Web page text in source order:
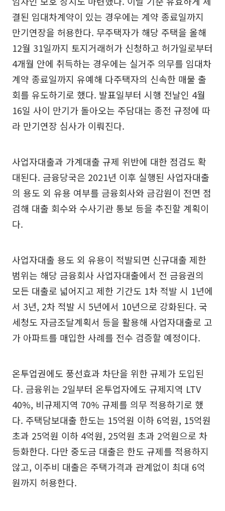
결된 임대차계약이 있는 경우에는 계약 종료일까지
만기연장을 허용한다. 무주택자가 해당 주택을 올해
12월 31일까지 토지거래허가 신청하고 허가일로부터
4개월 안에 취득하는 경우에는 실거주 의무를 임대차
계약 종료일까지 유예해 다주택자의 신속한 매물 출
회를 유도하기로 했다. 발표일부터 시행 전날인 4월
16일 사이 만기가 돌아오는 주담대는 종전 규정에 따
라 만기연장 심사가 이뤄진다.
사업자대출과 가계대출 규제 위반에 대한 점검도 확
대된다. 금융당국은 2021년 이후 실행된 사업자대출
의 용도 외 유용 여부를 금융회사와 금감원이 전면 점
검해 대출 회수와 수사기관 통보 등을 추진할 계획이
다.
사업자대출 용도 외 유용이 적발되면 신규대출 제한
범위는 해당 금융회사 사업자대출에서 전 금융권의
모든 대출로 넓어지고 제한 기간도 1차 적발 시 1년에
서 3년, 2차 적발 시 5년에서 10년으로 강화된다. 국
세청도 자금조달계획서 등을 활용해 사업자대출로 고
가 아파트를 매입한 사례를 전수 검증할 예정이다.
온투업권에도 풍선효과 차단을 위한 규제가 도입된
다. 금융위는 2일부터 온투업자에도 규제지역 LTV
40%, 비규제지역 70% 규제를 의무 적용하기로 했
다. 주택담보대출 한도는 15억원 이하 6억원, 15억원
초과 25억원 이하 4억원, 25억원 초과 2억원으로 차
등화한다. 다만 중도금 대출은 한도 규제를 적용하지
않고, 이주비 대출은 주택가격과 관계없이 최대 6억
원까지 허용한다.